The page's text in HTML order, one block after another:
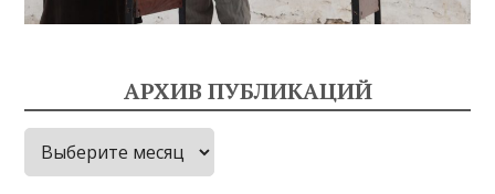
АРХИВ ПУБЛИКАЦИЙ
Архив
публикаций